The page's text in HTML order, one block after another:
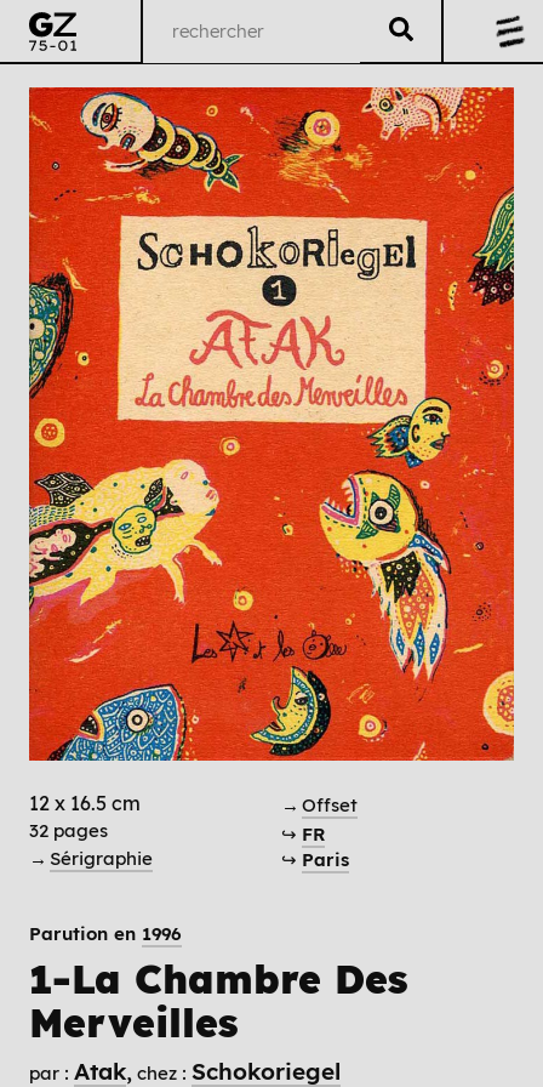
12 x 16.5 cm
32 pages
→ Sérigraphie
→ Offset
↪ FR
↪ Paris
Parution en 1996
1-La Chambre Des
Merveilles
par : Atak chez : Schokoriegel